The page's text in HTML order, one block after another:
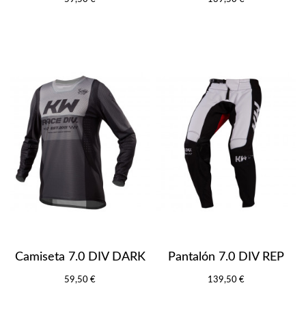
Camiseta 7.0 DIV DARK
59,50 €
Pantalón 7.0 DIV REP
139,50 €